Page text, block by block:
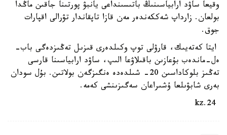
وقيعا ساۋد ارابياسىنىڭ باتىسىنداعى يانبۋ پورتىنا جاقىن ماڭدا
بولعان. زارداپ شەككەندەر مەن قازا تاپقاندار تۋرالى اقپارات
جوق.
ايتا كەتەيىك، قارۋلى توپ وكىلدەرى قىزىل تەڭىزدەگى باب-
ەل-ماندەب بۇعازىن باقىلاۋعا الىپ، ساۋد ارابياسىنا قارسى
تەڭىز بلوكاداسىن 20- شىلدەدە ەنگىزگەن بولاتىن. بۇل سودان
بەرى شابۋىلعا ۇشىراعان سەگىزىنشى كەمە.